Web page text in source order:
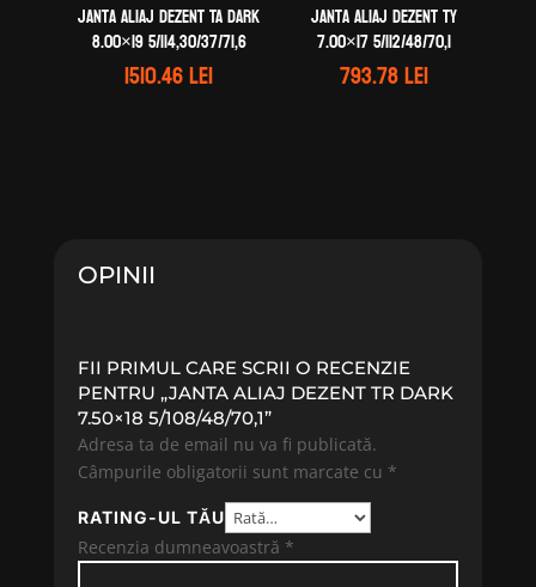
Janta aliaj DEZENT TA dark
8.00×19 5/114,30/37/71,6
1510.46lei
Janta aliaj DEZENT TY
7.00×17 5/112/48/70,1
793.78lei
OPINII
FII PRIMUL CARE SCRII O RECENZIE
PENTRU „JANTA ALIAJ DEZENT TR DARK
7.50×18 5/108/48/70,1”
Adresa ta de email nu va fi publicată.
Câmpurile obligatorii sunt marcate cu *
RATING-UL TĂU
Recenzia dumneavoastră *